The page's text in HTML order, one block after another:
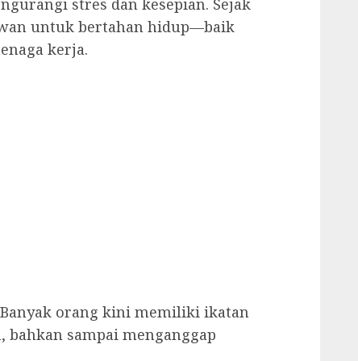
untuk bertahan hidup—baik
kerja.
orang kini memiliki ikatan
bahkan sampai menganggap